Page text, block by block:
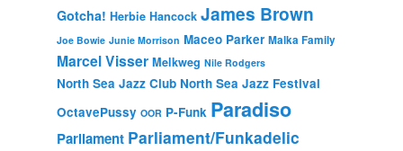
Gotcha! Herbie Hancock James Brown
Joe Bowie Junie Morrison Maceo Parker Malka Family
Marcel Visser Melkweg Nile Rodgers
North Sea Jazz Club North Sea Jazz Festival
OctavePussy OOR P-Funk Paradiso
Parliament Parliament/Funkadelic